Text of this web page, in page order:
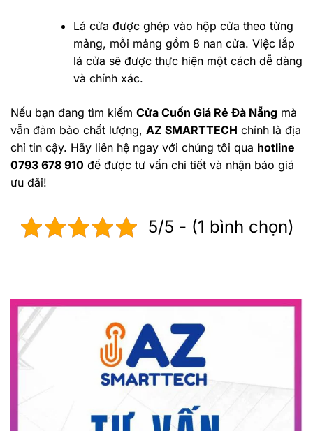
Lá cửa được ghép vào hộp cửa theo từng
mảng, mỗi mảng gồm 8 nan cửa. Việc lắp
lá cửa sẽ được thực hiện một cách dễ dàng
và chính xác.
Nếu bạn đang tìm kiếm Cửa Cuốn Giá Rẻ Đà Nẵng mà
vẫn đảm bảo chất lượng, AZ SMARTTECH chính là địa
chỉ tin cậy. Hãy liên hệ ngay với chúng tôi qua hotline
0793 678 910 để được tư vấn chi tiết và nhận báo giá
ưu đãi!
5/5 - (1 bình chọn)